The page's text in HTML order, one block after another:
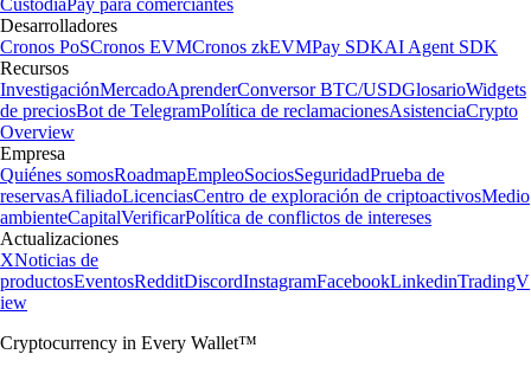
Custodia Pay para comerciantes
Desarrolladores
Cronos PoSCronos EVMCronos zkEVMPay SDKAI Agent SDK
Recursos
InvestigaciónMercadoAprenderConversor BTC/USDGlosarioWidgets
de preciosBot de TelegramPolítica de reclamacionesAsistenciaCrypto
Overview
Empresa
Quiénes somosRoadmapEmpleoSociosSeguridadPrueba de
reservasAfiliadoLicenciasCentro de exploración de criptoactivosMedio
ambienteCapitalVerificarPolítica de conflictos de intereses
Actualizaciones
XNoticias de
productosEventosRedditDiscordInstagramFacebookLinkedinTradingV
iew
Cryptocurrency in Every Wallet™